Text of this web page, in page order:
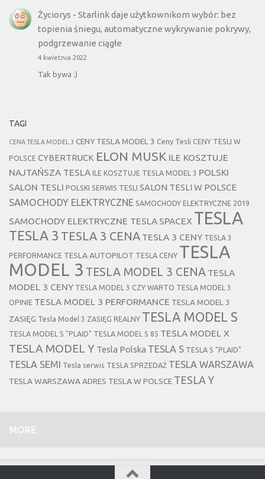
Życiorys - Starlink daje użytkownikom wybór: bez
topienia śniegu, automatyczne wykrywanie pokrywy,
podgrzewanie ciągłe
4 kwietnia 2022
Tak bywa :)
TAGI
CENA TESLA MODEL 3 CENY TESLA MODEL 3 Ceny Tesli CENY TESLI W
POLSCE CYBERTRUCK ELON MUSK ILE KOSZTUJE
NAJTAŃSZA TESLA ILE KOSZTUJE TESLA MODEL 3 POLSKI
SALON TESLI POLSKI SERWIS TESLI SALON TESLI W POLSCE
SAMOCHODY ELEKTRYCZNE SAMOCHODY ELEKTRYCZNE 2019
SAMOCHODY ELEKTRYCZNE TESLA SPACEX TESLA
TESLA 3 TESLA 3 CENA TESLA 3 CENY TESLA 3
PERFORMANCE TESLA AUTOPILOT TESLA CENY TESLA
MODEL 3 TESLA MODEL 3 CENA TESLA
MODEL 3 CENY TESLA MODEL 3 CZY WARTO TESLA MODEL 3
OPINIE TESLA MODEL 3 PERFORMANCE TESLA MODEL 3
ZASIĘG Tesla Model 3 ZASIĘG REALNY TESLA MODEL S
TESLA MODEL S "PLAID" TESLA MODEL S 85 TESLA MODEL X
TESLA MODEL Y Tesla Polska TESLA S TESLA S "PLAID"
TESLA SEMI Tesla serwis TESLA SPRZEDAŻ TESLA WARSZAWA
TESLA WARSZAWA ADRES TESLA W POLSCE TESLA Y
MORE